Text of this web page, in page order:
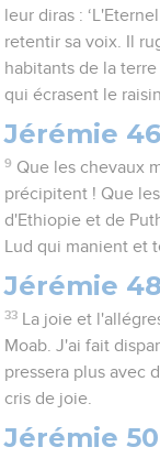
leur diras :
retentir sa voix. Il
habitants de la
qui écrasent le raisin.
Jérémie 46
9 Que les chevaux
précipitent ! Que
d'Ethiopie et de
Lud qui manient et
Jérémie 48
33
La joie et
Moab. J'ai fait
pressera plus avec
cris de joie.
Jérémie 50